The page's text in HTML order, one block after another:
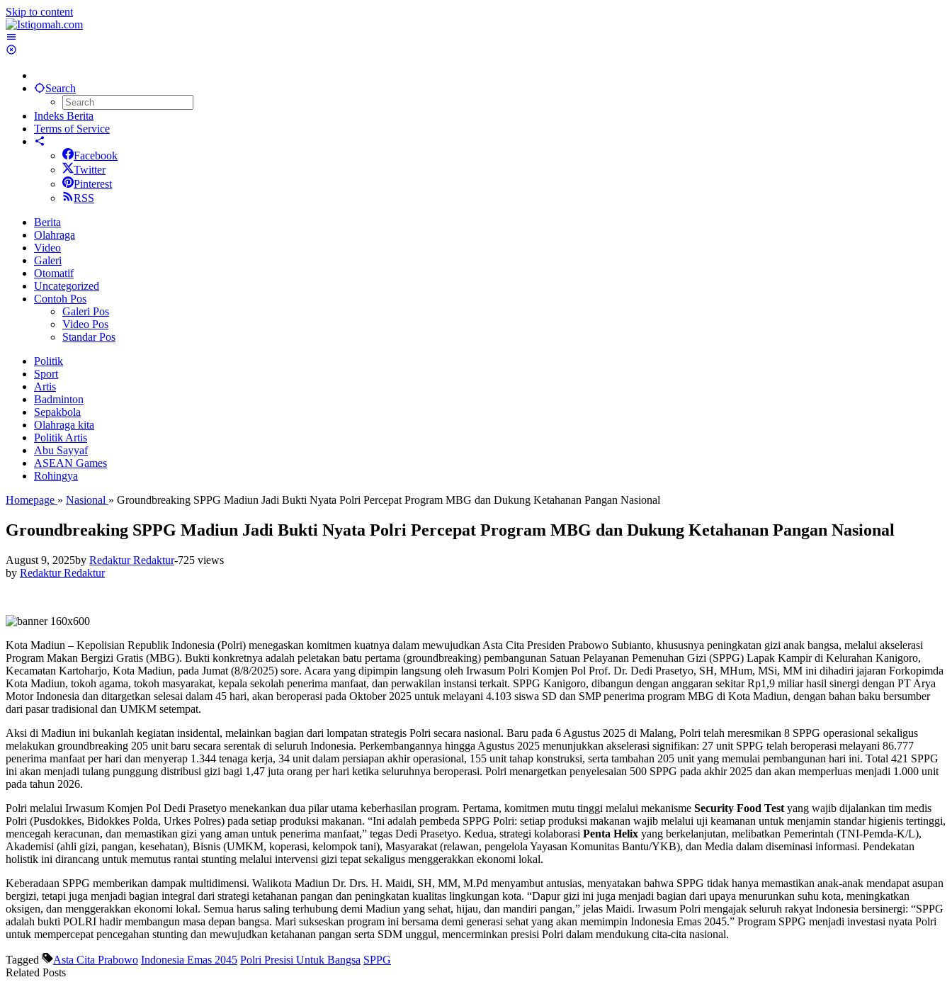
Skip to content
Search
Indeks Berita
Terms of Service
Facebook
Twitter
Pinterest
RSS
Berita
Olahraga
Video
Galeri
Otomatif
Uncategorized
Contoh Pos
Galeri Pos
Video Pos
Standar Pos
Politik
Sport
Artis
Badminton
Sepakbola
Olahraga kita
Politik Artis
Abu Sayyaf
ASEAN Games
Rohingya
Homepage » Nasional » Groundbreaking SPPG Madiun Jadi Bukti Nyata Polri Percepat Program MBG dan Dukung Ketahanan Pangan Nasional
Groundbreaking SPPG Madiun Jadi Bukti Nyata Polri Percepat Program MBG dan Dukung Ketahanan Pangan Nasional
August 9, 2025by Redaktur Redaktur-725 views
by Redaktur Redaktur
Kota Madiun – Kepolisian Republik Indonesia (Polri) menegaskan komitmen kuatnya dalam mewujudkan Asta Cita Presiden Prabowo Subianto, khususnya peningkatan gizi anak bangsa, melalui akselerasi
Program Makan Bergizi Gratis (MBG). Bukti konkretnya adalah peletakan batu pertama (groundbreaking) pembangunan Satuan Pelayanan Pemenuhan Gizi (SPPG) Lapak Kampir di Kelurahan Kanigoro,
Kecamatan Kartoharjo, Kota Madiun, pada Jumat (8/8/2025) sore. Acara yang dipimpin langsung oleh Irwasum Polri Komjen Pol Prof. Dr. Dedi Prasetyo, SH, MHum, MSi, MM ini dihadiri jajaran Forkopimda
Kota Madiun, tokoh agama, tokoh masyarakat, kepala sekolah penerima manfaat, dan perwakilan instansi terkait. SPPG Kanigoro, dibangun dengan anggaran sekitar Rp1,9 miliar hasil sinergi dengan PT Arya
Motor Indonesia dan ditargetkan selesai dalam 45 hari, akan beroperasi pada Oktober 2025 untuk melayani 4.103 siswa SD dan SMP penerima program MBG di Kota Madiun, dengan bahan baku bersumber
dari pasar tradisional dan UMKM setempat.
Aksi di Madiun ini bukanlah kegiatan insidental, melainkan bagian dari lompatan strategis Polri secara nasional. Baru pada 6 Agustus 2025 di Malang, Polri telah meresmikan 8 SPPG operasional sekaligus
melakukan groundbreaking 205 unit baru secara serentak di seluruh Indonesia. Perkembangannya hingga Agustus 2025 menunjukkan akselerasi signifikan: 27 unit SPPG telah beroperasi melayani 86.777
penerima manfaat per hari dan menyerap 1.344 tenaga kerja, 34 unit dalam persiapan akhir operasional, 155 unit tahap konstruksi, serta tambahan 205 unit yang memulai pembangunan hari ini. Total 421 SPPG
ini akan menjadi tulang punggung distribusi gizi bagi 1,47 juta orang per hari ketika seluruhnya beroperasi. Polri menargetkan penyelesaian 500 SPPG pada akhir 2025 dan akan memperluas menjadi 1.000 unit
pada tahun 2026.
Polri melalui Irwasum Komjen Pol Dedi Prasetyo menekankan dua pilar utama keberhasilan program. Pertama, komitmen mutu tinggi melalui mekanisme Security Food Test yang wajib dijalankan tim medis
Polri (Pusdokkes, Bidokkes Polda, Urkes Polres) pada setiap produksi makanan. “Ini adalah pembeda SPPG Polri: setiap produksi makanan wajib melalui uji keamanan untuk menjamin standar higienis tertinggi,
mencegah keracunan, dan memastikan gizi yang aman untuk penerima manfaat,” tegas Dedi Prasetyo. Kedua, strategi kolaborasi Penta Helix yang berkelanjutan, melibatkan Pemerintah (TNI-Pemda-K/L),
Akademisi (ahli gizi, pangan, kesehatan), Bisnis (UMKM, koperasi, kelompok tani), Masyarakat (relawan, pengelola Yayasan Komunitas Bantu/YKB), dan Media dalam diseminasi informasi. Pendekatan
holistik ini dirancang untuk memutus rantai stunting melalui intervensi gizi tepat sekaligus menggerakkan ekonomi lokal.
Keberadaan SPPG memberikan dampak multidimensi. Walikota Madiun Dr. Drs. H. Maidi, SH, MM, M.Pd menyambut antusias, menyatakan bahwa SPPG tidak hanya memastikan anak-anak mendapat asupan
bergizi, tetapi juga menjadi bagian integral dari strategi ketahanan pangan dan peningkatan kualitas lingkungan kota. “Dapur gizi ini juga menjadi bagian dari upaya menurunkan suhu kota, meningkatkan
oksigen, dan menggerakkan ekonomi lokal. Semua harus saling terhubung demi Madiun yang sehat, hijau, dan mandiri pangan,” jelas Maidi. Irwasum Polri mengajak seluruh rakyat Indonesia bersinergi: “SPPG
adalah bukti POLRI hadir membangun masa depan bangsa. Mari sukseskan program ini bersama demi generasi sehat yang akan memimpin Indonesia Emas 2045.” Program SPPG menjadi investasi nyata Polri
untuk mempercepat pencegahan stunting dan mewujudkan ketahanan pangan serta SDM unggul, mencerminkan presisi Polri dalam mendukung cita-cita nasional.
Tagged Asta Cita Prabowo Indonesia Emas 2045 Polri Presisi Untuk Bangsa SPPG
Related Posts